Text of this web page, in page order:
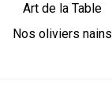
Art de la Table
Nos oliviers nains